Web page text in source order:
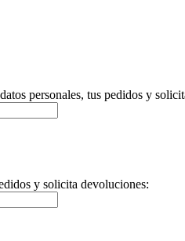
personales, tus pedidos y
y solicita devoluciones: